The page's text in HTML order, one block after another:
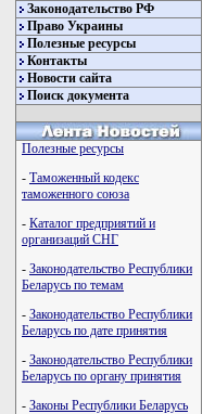
Законодательство РФ
Право Украины
Полезные ресурсы
Контакты
Новости сайта
Поиск документа
Полезные ресурсы
- Таможенный кодекс
таможенного союза
- Каталог предприятий и
организаций СНГ
- Законодательство Республики
Беларусь по темам
- Законодательство Республики
Беларусь по дате принятия
- Законодательство Республики
Беларусь по органу принятия
- Законы Республики Беларусь